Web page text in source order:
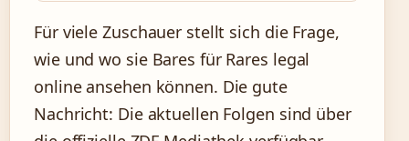
Für viele Zuschauer stellt sich die Frage,
wie und wo sie Bares für Rares legal
online ansehen können. Die gute
Nachricht: Die aktuellen Folgen sind über